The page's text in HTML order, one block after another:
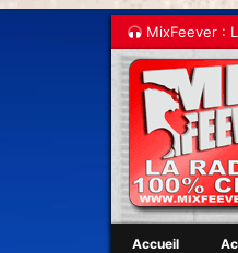
MixFeever :
Accueil